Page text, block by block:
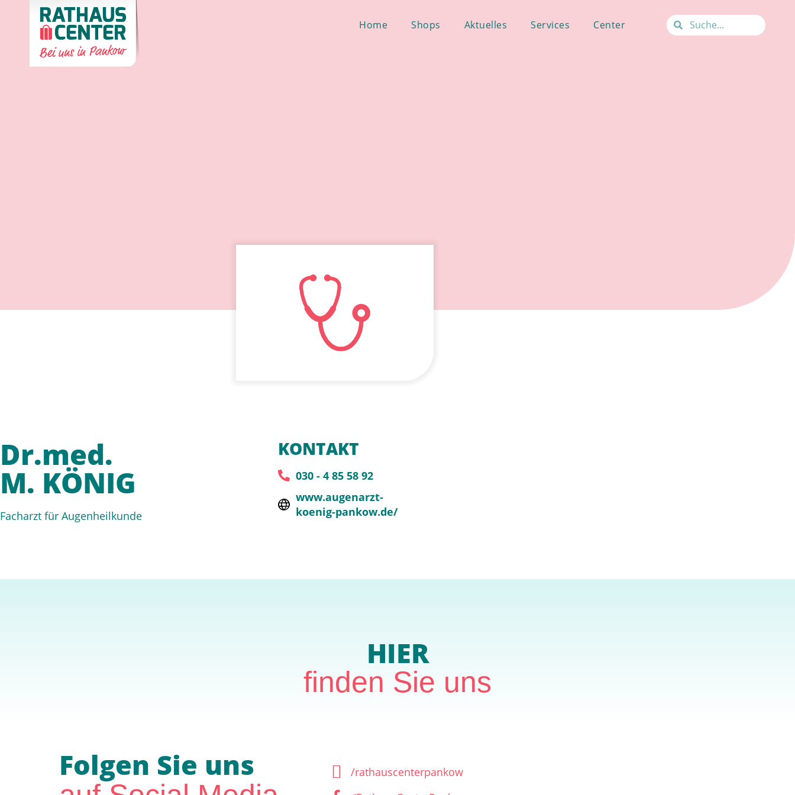
Home Shops Aktuelles Services Center
Home Shops Aktuelles Services Center
Dr.med.
M. KÖNIG
Facharzt für Augenheilkunde
KONTAKT
030 - 4 85 58 92
www.augenarzt-
koenig-pankow.de/
HIER
finden Sie uns
Folgen Sie uns
/rathauscenterpankow